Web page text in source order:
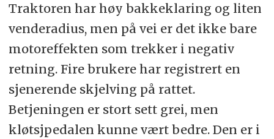
+ Driftsøkonomi
Negativt
- Drivstofforbruk
- Motorytelse
Traktoren har høy bakkeklaring og liten
venderadius, men på vei er det ikke bare
motoreffekten som trekker i negativ
retning. Fire brukere har registrert en
sjenerende skjelving på rattet.
Betjeningen er stort sett grei, men
kløtsjpedalen kunne vært bedre. Den er i